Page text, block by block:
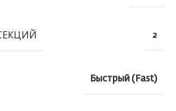
2
Быстрый (Fast)